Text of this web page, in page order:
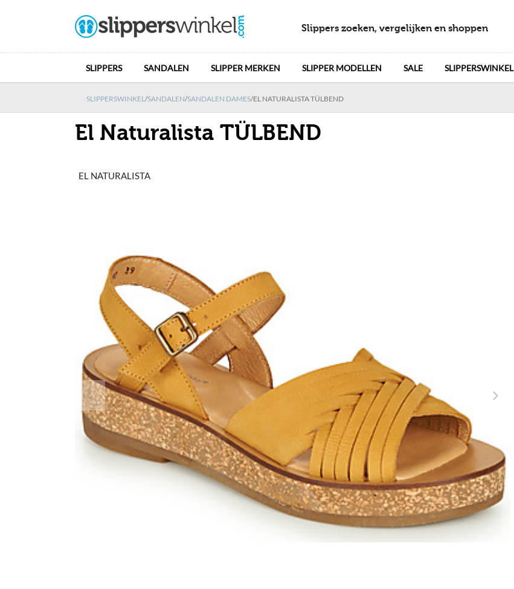
Slippers zoeken, vergelijken en shoppen
SLIPPERS SANDALEN SLIPPER MERKEN SLIPPER MODELLEN SALE SLIPPERSWINKEL
SLIPPERSWINKEL/SANDALEN/SANDALEN DAMES/EL NATURALISTA TÜLBEND
El Naturalista TÜLBEND
EL NATURALISTA